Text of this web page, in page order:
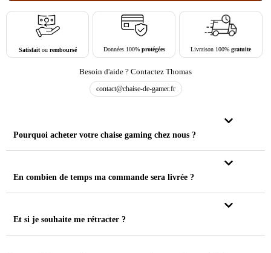
Satisfaitou remboursé Données 100% protégées Livraison 100%gratuite
Besoin d'aide ? Contactez Thomas
contact@chaise-de-gamer.fr
Pourquoi acheter votre chaise gaming chez nous ?
En combien de temps ma commande sera livrée ?
Et si je souhaite me rétracter ?